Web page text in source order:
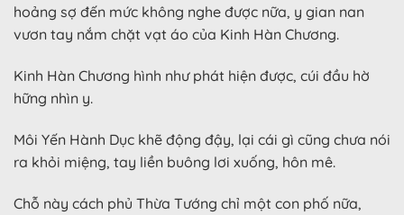
hoảng sợ đến mức không nghe được nữa, y gian nan
vươn tay nắm chặt vạt áo của Kinh Hàn Chương.
Kinh Hàn Chương hình như phát hiện được, cúi đầu hờ
hững nhìn y.
Môi Yến Hành Dục khẽ động đậy, lại cái gì cũng chưa nói
ra khỏi miệng, tay liền buông lơi xuống, hôn mê.
Chỗ này cách phủ Thừa Tướng chỉ một con phố nữa,